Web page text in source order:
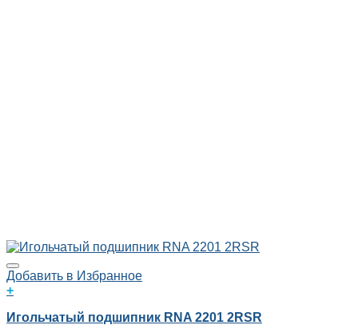
Добавить в Избранное
+
Игольчатый подшипник RNA 2201 2RSR